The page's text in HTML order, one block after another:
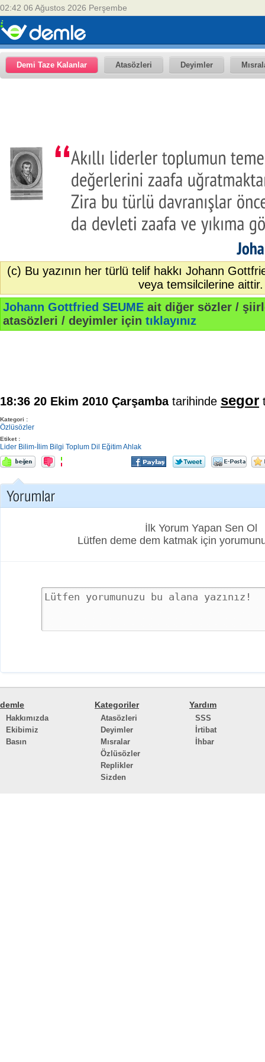
02:42 06 Ağustos 2026 Perşembe
Demi Taze Kalanlar Atasözleri Deyimler
(c) Bu yazının her türlü telif hakkı Johann
veya temsilcilerine aittir.
Johann Gottfried SEUME ait diğer sözler /
atasözleri / deyimler için tıklayınız
18:36 20 Ekim 2010 Çarşambatarihinde segor
Kategori :
Özlüsözler
Etiket :
Lider Bilim-İlim Bilgi Toplum Dil EğitimAhlak
İlk Yorum Yapan Sen Ol
Lütfen deme dem katmak için
demle
Hakkımızda
Ekibimiz
Basın
Kategoriler
Atasözleri
Deyimler
Mısralar
Özlüsözler
Replikler
Sizden
Yardım
SSS
İrtibat
İhbar